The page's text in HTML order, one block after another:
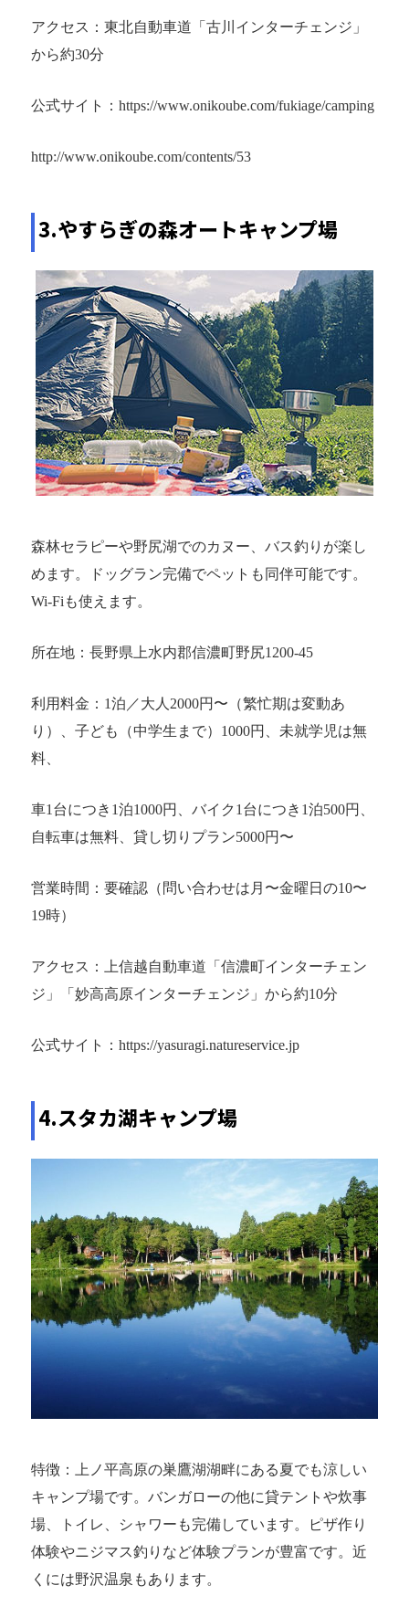
アクセス：東北自動車道「古川インターチェンジ」
から約30分
公式サイト：https://www.onikoube.com/fukiage/camping
http://www.onikoube.com/contents/53
3.やすらぎの森オートキャンプ場
森林セラピーや野尻湖でのカヌー、バス釣りが楽し
めます。ドッグラン完備でペットも同伴可能です。
Wi-Fiも使えます。
所在地：長野県上水内郡信濃町野尻1200-45
利用料金：1泊／大人2000円〜（繁忙期は変動あ
り）、子ども（中学生まで）1000円、未就学児は無
料、
車1台につき1泊1000円、バイク1台につき1泊500円、
自転車は無料、貸し切りプラン5000円〜
営業時間：要確認（問い合わせは月〜金曜日の10〜
19時）
アクセス：上信越自動車道「信濃町インターチェン
ジ」「妙高高原インターチェンジ」から約10分
公式サイト：https://yasuragi.natureservice.jp
4.スタカ湖キャンプ場
特徴：上ノ平高原の巣鷹湖湖畔にある夏でも涼しい
キャンプ場です。バンガローの他に貸テントや炊事
場、トイレ、シャワーも完備しています。ピザ作り
体験やニジマス釣りなど体験プランが豊富です。近
くには野沢温泉もあります。